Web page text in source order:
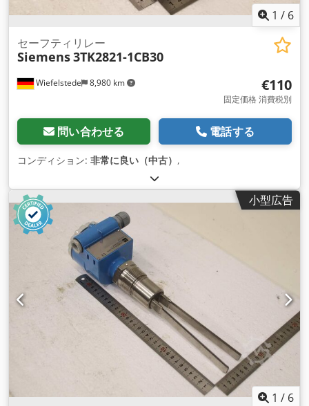
1 / 6
Wiefelstede 8,980 km
セーフティリレー
Siemens3TK2821-1CB30
€110
固定価格 消費税別
問い合わせる 電話する
コンディション: 非常に良い（中古） ,
小型広告
1 / 6